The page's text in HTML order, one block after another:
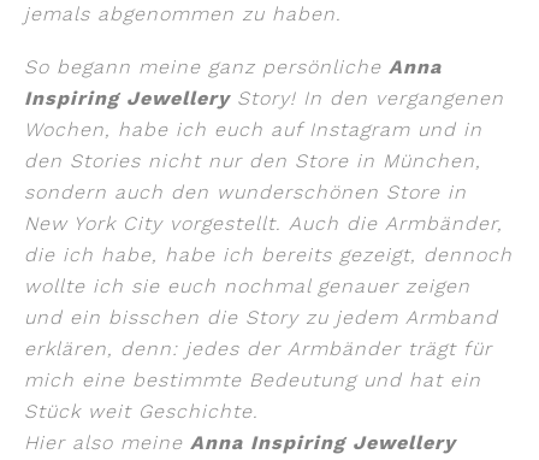
jemals abgenommen zu haben.
So begann meine ganz persönliche Anna
Inspiring JewelleryStory! In den vergangenen
Wochen, habe ich euch auf Instagram und in
den Stories nicht nur den Store in München,
sondern auch den wunderschönen Store in
New York City vorgestellt. Auch die Armbänder,
die ich habe, habe ich bereits gezeigt, dennoch
wollte ich sie euch nochmal genauer zeigen
und ein bisschen die Story zu jedem Armband
erklären, denn: jedes der Armbänder trägt für
mich eine bestimmte Bedeutung und hat ein
Stück weit Geschichte.
Hier also meine Anna Inspiring Jewellery